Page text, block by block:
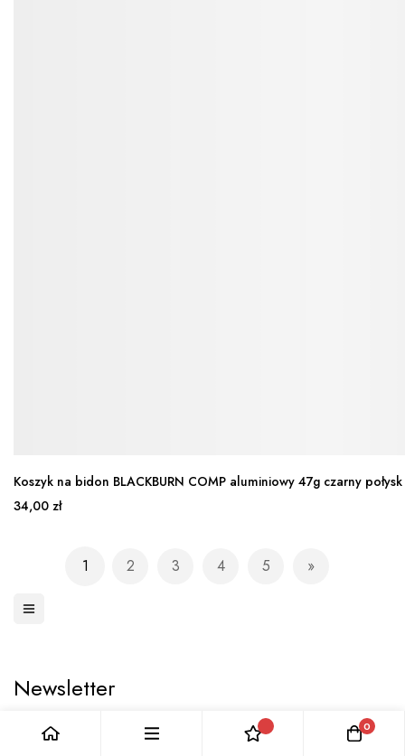
Koszyk na bidon BLACKBURN COMP aluminiowy 47g czarny połysk
34,00 zł
Strona
Aktualnie czytasz stronę
1 Strona
2 Strona
3 Strona
4 Strona
5 Strona
Następne
Newsletter
Podaj swój e-mail, aby wiedzieć o nowościach oraz
0